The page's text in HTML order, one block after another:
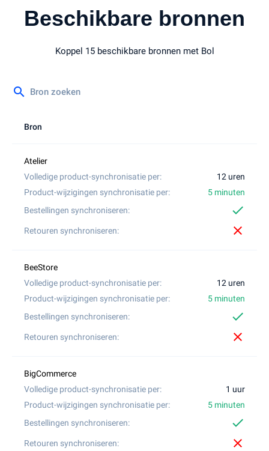
Beschikbare bronnen
Koppel 15 beschikbare bronnen met Bol
search
Bron
12 uren
5 minuten
check
close
12 uren
5 minuten
check
close
1 uur
5 minuten
check
close